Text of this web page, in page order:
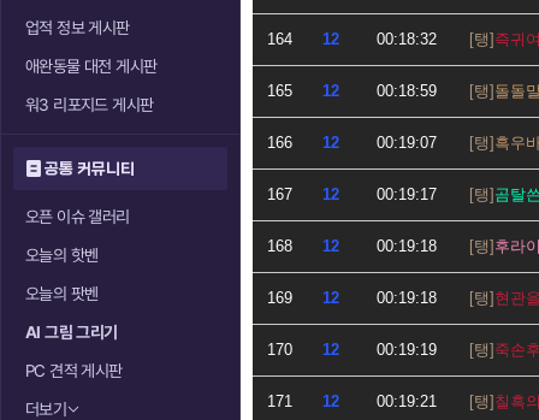
업적 정보 게시판
애완동물 대전 게시판
워3 리포지드 게시판
공통 커뮤니티
오픈 이슈 갤러리
오늘의 핫벤
오늘의 팟벤
AI 그림 그리기
PC 견적 게시판
더보기
164 12 00:18:32 즉귀
165 12 00:18:59 돌돌
166 12 00:19:07 흑우
167 12 00:19:17 곰탈
168 12 00:19:18 후라
169 12 00:19:18 현관
170 12 00:19:19 죽손
171 12 00:19:21 칠흑